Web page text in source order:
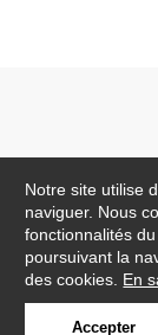
Notre site utilise
naviguer. Nous
fonctionnalités
poursuivant la
des cookies. En
Accepter